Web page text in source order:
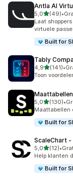
Antla AI
5,0van 5
(49)
49 recensies
•
Laat
virtuele
Built for
Tably
4,9van 5
(141)
141 •
Toon
5,0van 5
(130)
130 •
Maattabellen
Built for
ScaleChart
5,0van 5
(12)
12 recensies
•
Help klanten
Built for